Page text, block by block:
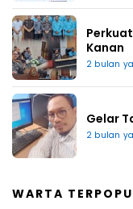
Kanan
2 bulan
Gelar
2 bulan
WARTA